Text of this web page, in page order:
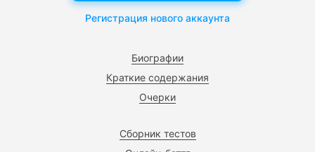
Биографии
Краткие содержания
Очерки
Сборник тестов
Регистрация нового аккаунта